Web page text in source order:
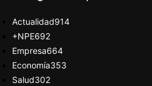
Actualidad914
+NPE692
Empresa664
Economía353
Salud302